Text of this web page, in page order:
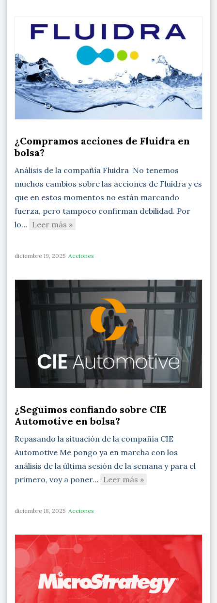
¿Compramos acciones de Fluidra en
bolsa?
Análisis de la compañía Fluidra No tenemos
muchos cambios sobre las acciones de Fluidra y es
que en estos momentos no están marcando
fuerza, pero tampoco confirman debilidad. Por
lo… Leer más »
diciembre 19, 2025 Acciones
¿Seguimos confiando sobre CIE
Automotive en bolsa?
Repasando la situación de la compañía CIE
Automotive Me pongo ya en marcha con los
análisis de la última sesión de la semana y para el
primero, voy a poner… Leer más »
diciembre 18, 2025 Acciones